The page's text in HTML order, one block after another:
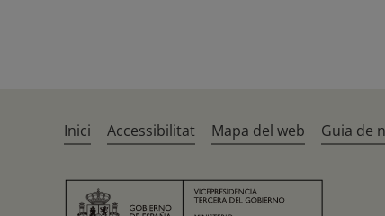
Inici Accessibilitat Mapa del web Guia de